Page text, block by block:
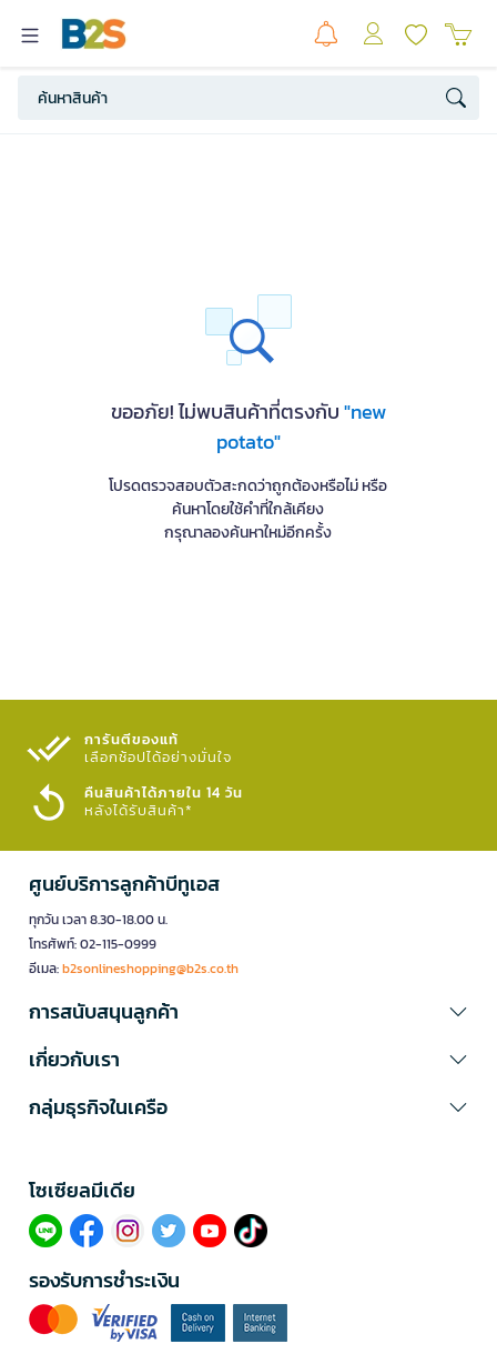
ขออภัย! ไม่พบสินค้าที่ตรงกับ"new
potato"
โปรดตรวจสอบตัวสะกดว่าถูกต้องหรือไม่ หรือ
ค้นหาโดยใช้คำที่ใกล้เคียง
กรุณาลองค้นหาใหม่อีกครั้ง
การันตีของแท้
เลือกช้อปได้อย่างมั่นใจ​
คืนสินค้าได้ภายใน 14 วัน
หลังได้รับสินค้า*
ศูนย์บริการลูกค้าบีทูเอส
ทุกวัน เวลา 8.30-18.00 น.
โทรศัพท์: 02-115-0999
อีเมล:b2sonlineshopping@b2s.co.th
การสนับสนุนลูกค้า
เกี่ยวกับเรา
กลุ่มธุรกิจในเครือ
โซเซียลมีเดีย​
รองรับการชำระเงิน